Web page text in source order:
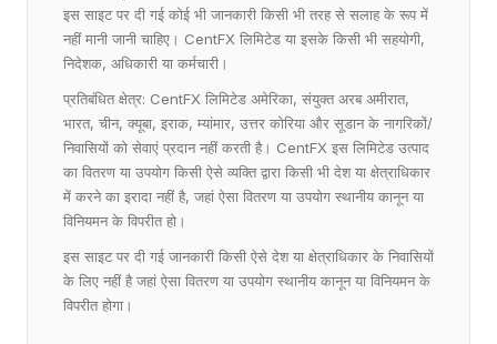
इस साइट पर दी गई कोई भी जानकारी किसी भी तरह से सलाह के रूप में
नहीं मानी जानी चाहिए। CentFX लिमिटेड या इसके किसी भी सहयोगी,
निदेशक, अधिकारी या कर्मचारी।
प्रतिबंधित क्षेत्र: CentFX लिमिटेड अमेरिका, संयुक्त अरब अमीरात,
भारत, चीन, क्यूबा, ​​इराक, म्यांमार, उत्तर कोरिया और सूडान के नागरिकों/
निवासियों को सेवाएं प्रदान नहीं करती है। CentFX इस लिमिटेड उत्पाद
का वितरण या उपयोग किसी ऐसे व्यक्ति द्वारा किसी भी देश या क्षेत्राधिकार
में करने का इरादा नहीं है, जहां ऐसा वितरण या उपयोग स्थानीय कानून या
विनियमन के विपरीत हो।
इस साइट पर दी गई जानकारी किसी ऐसे देश या क्षेत्राधिकार के निवासियों
के लिए नहीं है जहां ऐसा वितरण या उपयोग स्थानीय कानून या विनियमन के
विपरीत होगा।